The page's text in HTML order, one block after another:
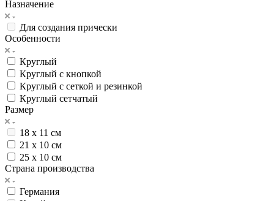
Назначение
Для создания прически
Особенности
Круглый
Круглый с кнопкой
Круглый с сеткой и резинкой
Круглый сетчатый
Размер
18 х 11 см
21 х 10 см
25 х 10 см
Страна производства
Германия